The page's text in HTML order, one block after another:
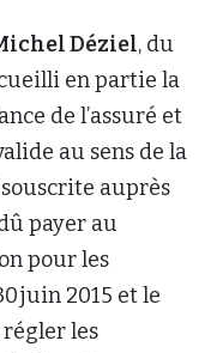
Déziel, du
en partie la
de l’assuré et
au sens de la
auprès
payer au
pour les
juin 2015 et le
régler les